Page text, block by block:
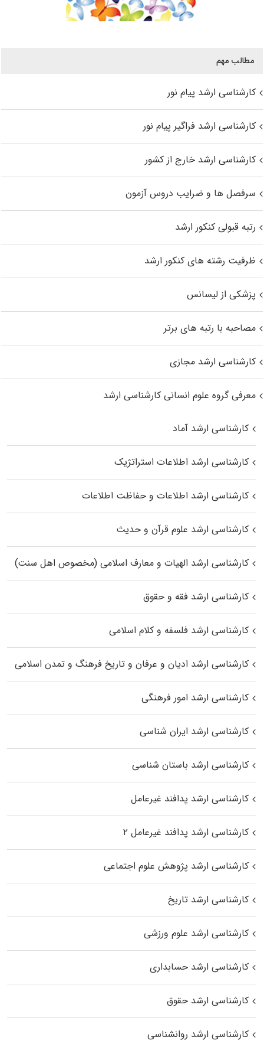
مطالب مهم
کارشناسی ارشد پیام نور
کارشناسی ارشد فراگیر پیام نور
کارشناسی ارشد خارج از کشور
سرفصل ها و ضرایب دروس آزمون
رتبه قبولی کنکور ارشد
ظرفیت رشته های کنکور ارشد
پزشکی از لیسانس
مصاحبه با رتبه های برتر
کارشناسی ارشد مجازی
معرفی گروه علوم انسانی کارشناسی ارشد
کارشناسی ارشد آماد
کارشناسی ارشد اطلاعات استراتژیک
کارشناسی ارشد اطلاعات و حفاظت اطلاعات
کارشناسی ارشد علوم قرآن و حدیث
کارشناسی ارشد الهیات و معارف اسلامی (مخصوص اهل سنت)
کارشناسی ارشد فقه و حقوق
کارشناسی ارشد فلسفه و کلام اسلامی
کارشناسی ارشد ادیان و عرفان و تاریخ فرهنگ و تمدن اسلامی
کارشناسی ارشد امور فرهنگی
کارشناسی ارشد ایران شناسی
کارشناسی ارشد باستان شناسی
کارشناسی ارشد پدافند غیرعامل
کارشناسی ارشد پدافند غیرعامل ۲
کارشناسی ارشد پژوهش علوم اجتماعی
کارشناسی ارشد تاریخ
کارشناسی ارشد علوم ورزشی
کارشناسی ارشد حسابداری
کارشناسی ارشد حقوق
کارشناسی ارشد روانشناسی